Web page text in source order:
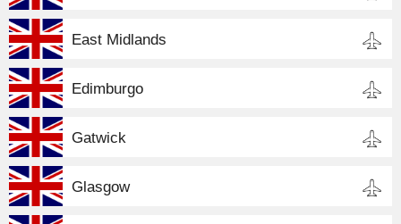
East Midlands
Edimburgo
Gatwick
Glasgow